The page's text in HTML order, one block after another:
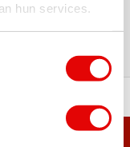
hun services.
aan het